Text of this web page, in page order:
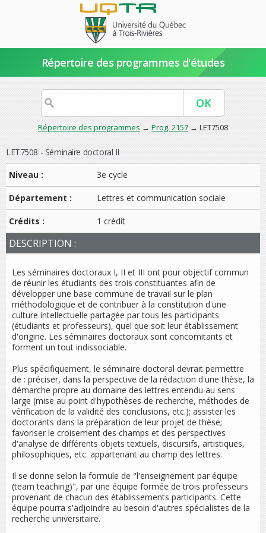
Répertoire des programmes d'études
Répertoire des programmes → Prog. 2157 → LET7508
LET7508 - Séminaire doctoral II
Niveau :
3e cycle
Département : Lettres et communication sociale
Crédits : 1 crédit
DESCRIPTION :
Les séminaires doctoraux I, II et III ont pour objectif commun
de réunir les étudiants des trois constituantes afin de
développer une base commune de travail sur le plan
méthodologique et de contribuer à la constitution d'une
culture intellectuelle partagée par tous les participants
(étudiants et professeurs), quel que soit leur établissement
d'origine. Les séminaires doctoraux sont concomitants et
forment un tout indissociable.
Plus spécifiquement, le séminaire doctoral devrait permettre
de : préciser, dans la perspective de la rédaction d'une thèse, la
démarche propre au domaine des lettres entendu au sens
large (mise au point d'hypothèses de recherche, méthodes de
vérification de la validité des conclusions, etc.); assister les
doctorants dans la préparation de leur projet de thèse;
favoriser le croisement des champs et des perspectives
d'analyse de différents objets textuels, discursifs, artistiques,
philosophiques, etc. appartenant au champ des lettres.
Il se donne selon la formule de "l'enseignement par équipe
(team teaching)", par une équipe formée de trois professeurs
provenant de chacun des établissements participants. Cette
équipe pourra s'adjoindre au besoin d'autres spécialistes de la
recherche universitaire.